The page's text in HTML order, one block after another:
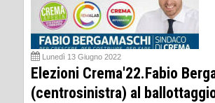
Lunedì 13 Giugno 2022
Elezioni Crema'22.Fabio
(centrosinistra) al